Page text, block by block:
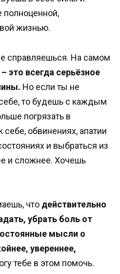
жизнью.
справляешься. На самом
это всегда серьёзное
Но если ты не
то будешь с каждым
погрязать в
себе, обвинениях, апатии
и выбраться из
и сложнее. Хочешь
что действительно
убрать боль от
мысли о
увереннее,
тебе в этом помочь.